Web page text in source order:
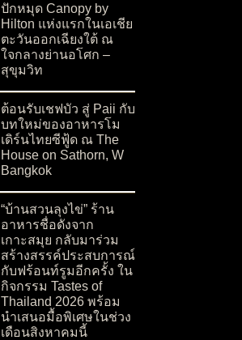
ปักหมุด Canopy by
Hilton แห่งแรกในเอเชีย
ตะวันออกเฉียงใต้ ณ
ใจกลางย่านอโศก –
สุขุมวิท
ต้อนรับเชฟบัว สู่ Paii กับ
บทใหม่ของอาหารโม
เดิร์นไทยซีฟู้ด ณ The
House on Sathorn, W
Bangkok
“บ้านสวนลุงไข่” ร้าน
อาหารชื่อดังจาก
เกาะสมุย กลับมาร่วม
สร้างสรรค์ประสบการณ์
กับฟร้อนท์รูมอีกครั้ง ใน
กิจกรรม Tastes of
Thailand 2026 พร้อม
นำเสนอมื้อพิเศษในช่วง
เดือนสิงหาคมนี้